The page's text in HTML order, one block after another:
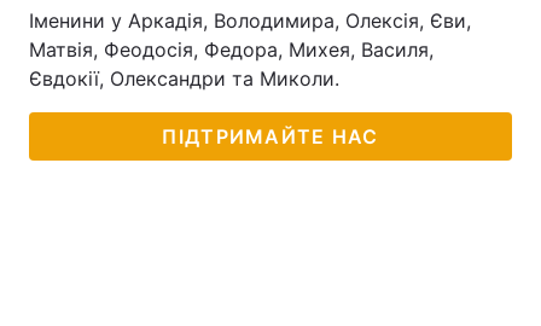
Іменини у Аркадія, Володимира, Олексія, Єви,
Матвія, Феодосія, Федора, Михея, Василя,
Євдокії, Олександри та Миколи.
ПІДТРИМАЙТЕ НАС